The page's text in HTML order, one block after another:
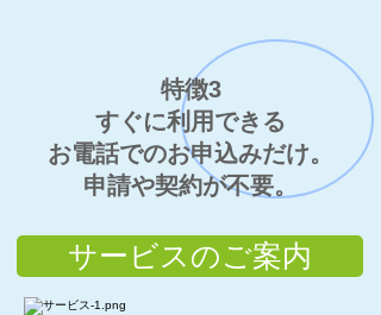
特徴3
すぐに利用できる
お電話でのお申込みだけ。
申請や契約が不要。
サービスのご案内